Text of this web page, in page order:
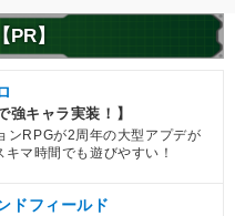
】
強キャラ実装！】
ンRPGが2周年の大型アプデが
マ時間でも遊びやすい！
ドフィールド